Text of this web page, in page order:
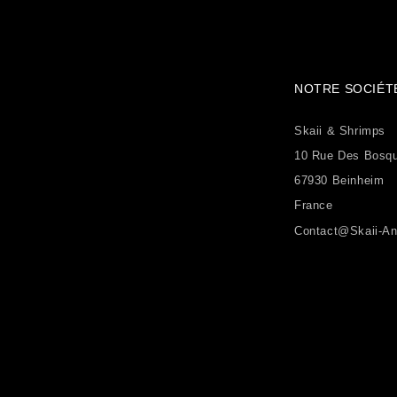
NOTRE
Skaii & Shrimps
10 Rue Des
67930 Beinheim
France
Contact@skaii-